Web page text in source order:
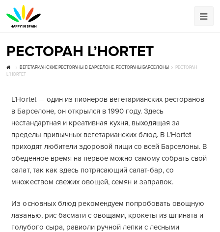
РЕСТОРАН L’HORTET
ВЕГЕТАРИАНСКИЕ РЕСТОРАНЫ В БАРСЕЛОНЕ, РЕСТОРАНЫ БАРСЕЛОНЫ
РЕСТОРАН
L’HORTET
L’Hortet — один из пионеров вегетарианских ресторанов
в Барселоне, он открылся в 1990 году. Здесь
нестандартная и креативная кухня, выходящая за
пределы привычных вегетарианских блюд. В L’Hortet
приходят любители здоровой пищи со всей Барселоны. В
обеденное время на первое можно самому собрать свой
салат, так как здесь потрясающий салат-бар, со
множеством свежих овощей, семян и заправок.
Из основных блюд рекомендуем попробовать овощную
лазанью, рис басмати с овощами, крокеты из шпината и
голубого сыра, равиоли ручной лепки с лесными